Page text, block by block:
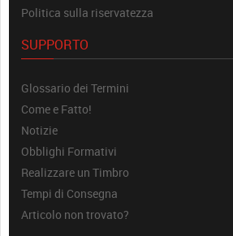
Politica sulla riservatezza
SUPPORTO
Glossario dei Termini
Come e Fatto!
Notizie
Obblighi Formativi
Realizzare un Timbro
Tempi di Consegna
Articolo non trovato?